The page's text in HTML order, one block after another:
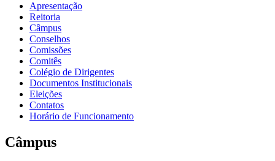
Apresentação
Reitoria
Câmpus
Conselhos
Comissões
Comitês
Colégio de Dirigentes
Documentos Institucionais
Eleições
Contatos
Horário de Funcionamento
Câmpus